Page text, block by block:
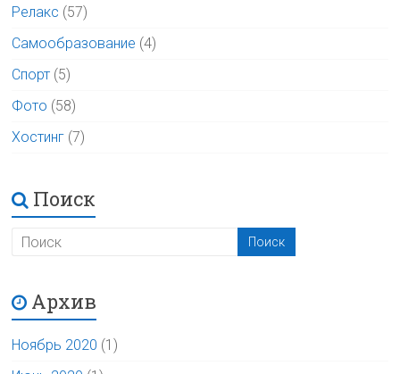
Релакс (57)
Самообразование (4)
Спорт (5)
Фото (58)
Хостинг (7)
Поиск
Архив
Ноябрь 2020 (1)